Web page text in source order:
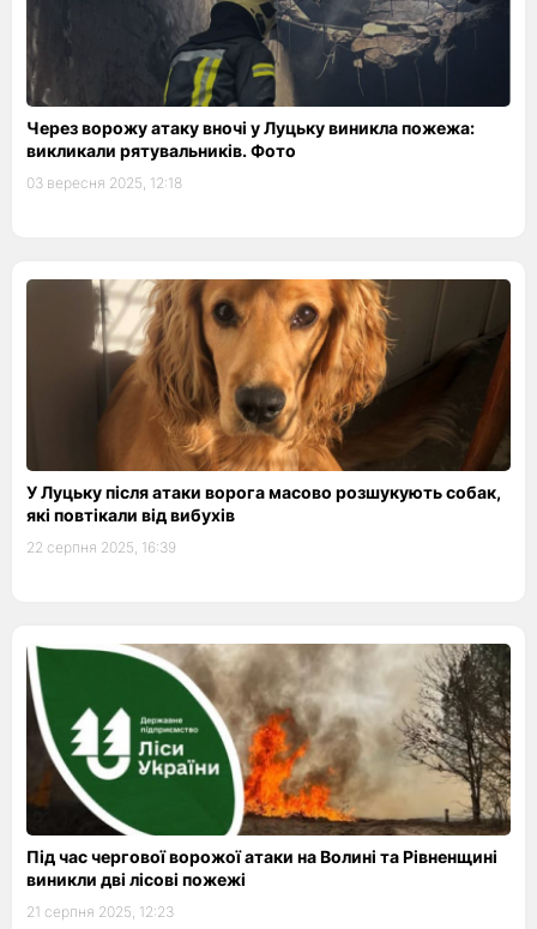
Через ворожу атаку вночі у Луцьку виникла пожежа:
викликали рятувальників. Фото
03 вересня 2025, 12:18
У Луцьку після атаки ворога масово розшукують собак,
які повтікали від вибухів
22 серпня 2025, 16:39
Під час чергової ворожої атаки на Волині та Рівненщині
виникли дві лісові пожежі
21 серпня 2025, 12:23